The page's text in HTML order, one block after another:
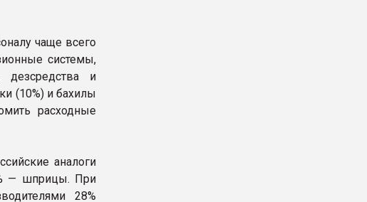
чаще всего
системы,
дезсредства и
(10%) и бахилы
расходные
аналоги
— шприцы. При
28%